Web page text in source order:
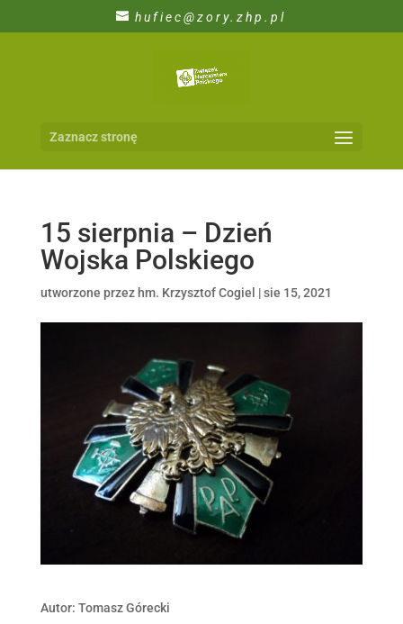
hufiec@zory.zhp.pl
Zaznacz stronę
15 sierpnia – Dzień
Wojska Polskiego
utworzone przez hm. Krzysztof Cogiel |sie 15, 2021
Autor: Tomasz Górecki